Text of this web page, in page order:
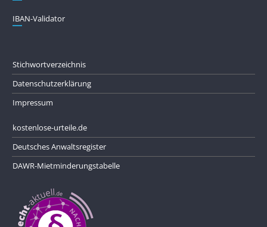
IBAN-Validator
Stichwortverzeichnis
Datenschutzerklärung
Impressum
kostenlose-urteile.de
Deutsches Anwaltsregister
DAWR-Mietminderungstabelle